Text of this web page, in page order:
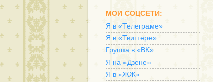
МОИ СОЦСЕТИ:
Я в «Телеграме»
Я в «Твиттере»
Группа в «ВК»
Я на «Дзене»
Я в «ЖЖ»